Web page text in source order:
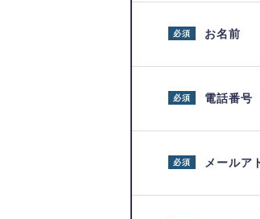
お名前
必須
電話番号
必須
メールア
必須